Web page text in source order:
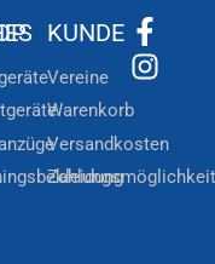
KUNDE
Vereine
Warenkorb
Versandkosten